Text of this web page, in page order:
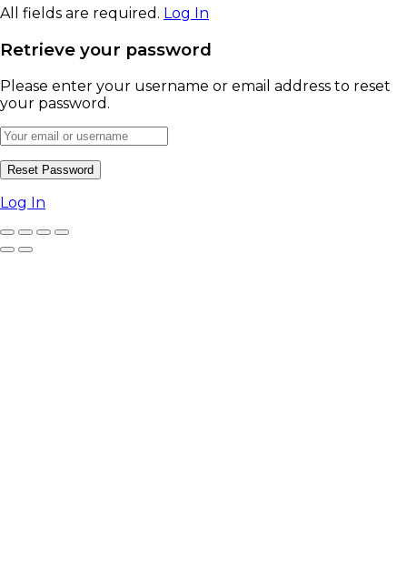
All fields are required. Log In
Retrieve your password
Please enter your username or email address to reset
your password.
Log In